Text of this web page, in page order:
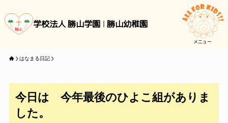
学校法人 勝山学園 勝山幼稚園
メニュー
はなまる日記
今日は 今年最後のひよこ組がありま
した。